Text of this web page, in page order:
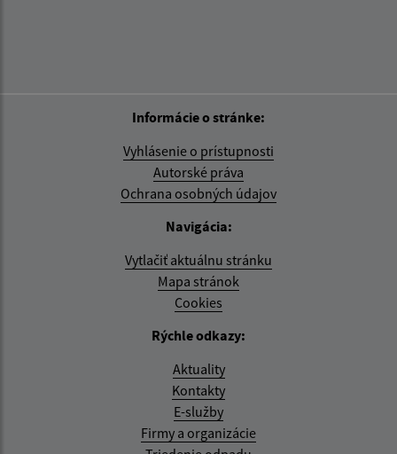
Informácie o stránke:
Vyhlásenie o prístupnosti
Autorské práva
Ochrana osobných údajov
Navigácia:
Vytlačiť aktuálnu stránku
Mapa stránok
Cookies
Rýchle odkazy:
Aktuality
Kontakty
E-služby
Firmy a organizácie